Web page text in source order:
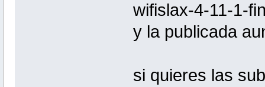
wifislax-4-11-1-
y la publicada
si quieres las